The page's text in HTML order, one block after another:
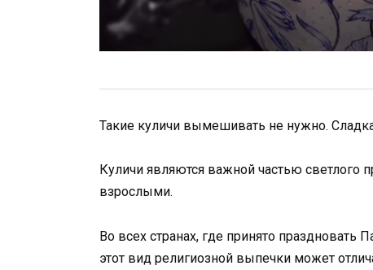
Такие куличи вымешивать не нужно.
Куличи являются важной частью
взрослыми.
Во всех странах, где принято праздновать
этот вид религиозной выпечки может